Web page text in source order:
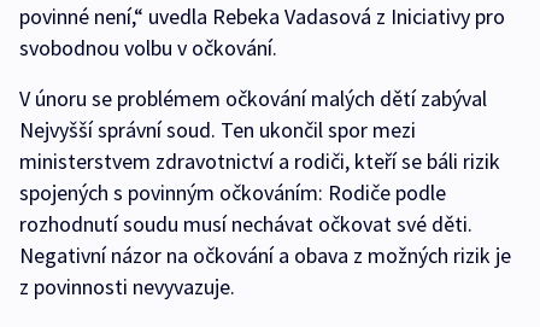
povinné není,“ uvedla Rebeka Vadasová z Iniciativy pro
svobodnou volbu v očkování.
V únoru se problémem očkování malých dětí zabýval
Nejvyšší správní soud. Ten ukončil spor mezi
ministerstvem zdravotnictví a rodiči, kteří se báli rizik
spojených s povinným očkováním: Rodiče podle
rozhodnutí soudu musí nechávat očkovat své děti.
Negativní názor na očkování a obava z možných rizik je
z povinnosti nevyvazuje.